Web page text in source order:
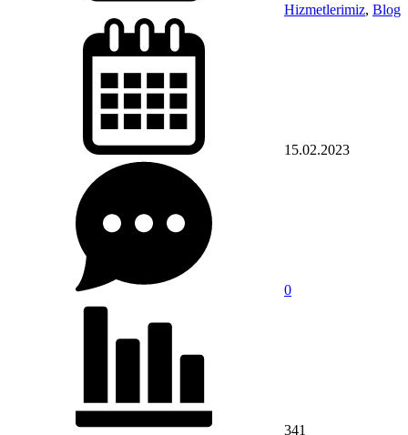
Hizmetlerimiz, Blog
15.02.2023
0
341